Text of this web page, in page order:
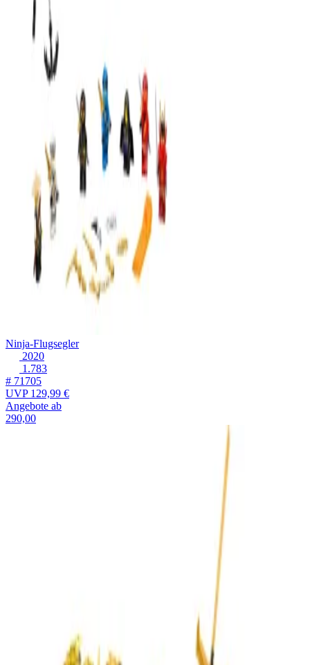
Ninja-Flugsegler
2020
1.783
# 71705
UVP129,99 €
Angebote ab
290,00